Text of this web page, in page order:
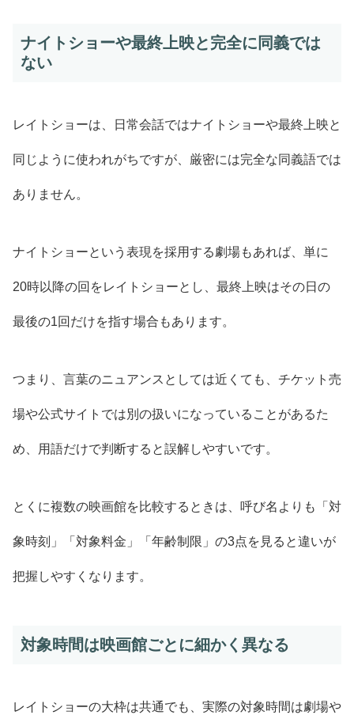
ナイトショーや最終上映と完全に同義では
ない
レイトショーは、日常会話ではナイトショーや最終上映と
同じように使われがちですが、厳密には完全な同義語では
ありません。
ナイトショーという表現を採用する劇場もあれば、単に
20時以降の回をレイトショーとし、最終上映はその日の
最後の1回だけを指す場合もあります。
つまり、言葉のニュアンスとしては近くても、チケット売
場や公式サイトでは別の扱いになっていることがあるた
め、用語だけで判断すると誤解しやすいです。
とくに複数の映画館を比較するときは、呼び名よりも「対
象時刻」「対象料金」「年齢制限」の3点を見ると違いが
把握しやすくなります。
対象時間は映画館ごとに細かく異なる
レイトショーの大枠は共通でも、実際の対象時間は劇場や